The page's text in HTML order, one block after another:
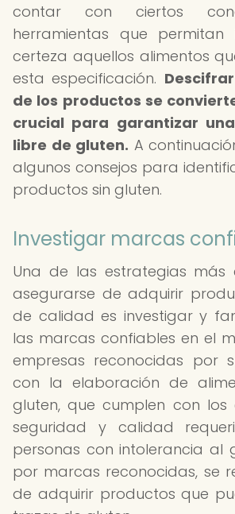
contar con ciertos
herramientas que permitan
certeza aquellos alimentos
esta especificación.
de los productos se
crucial para garantizar
libre de gluten. A
algunos consejos para
productos sin gluten.
Investigar marcas
Una de las estrategias más
asegurarse de adquirir
de calidad es investigar y
las marcas confiables en el
empresas reconocidas por
con la elaboración de
gluten, que cumplen con los
seguridad y calidad
personas con intolerancia al
por marcas reconocidas, se
de adquirir productos que